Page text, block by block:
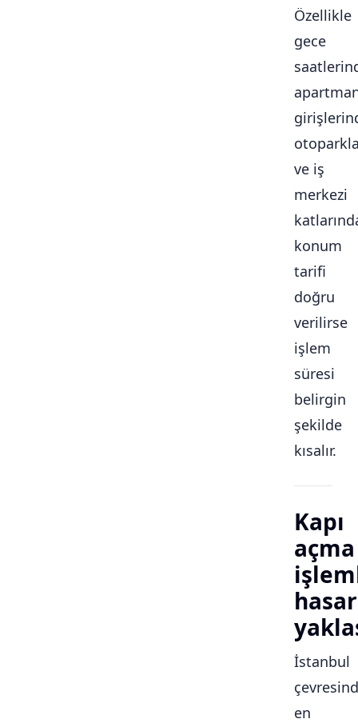
Özellikle
gece
ve iş
merkezi
konum
tarifi
doğru
verilirse
işlem
süresi
belirgin
şekilde
kısalır.
Kapı
açma
İstanbul
en